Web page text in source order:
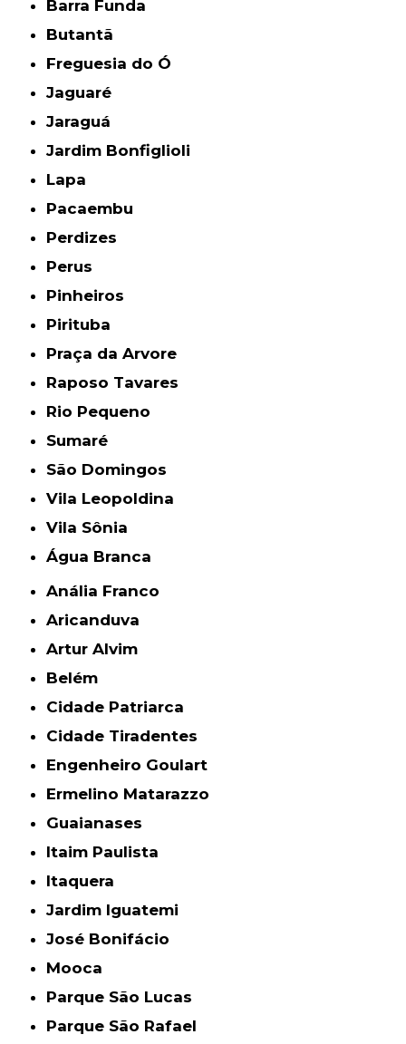
Barra Funda
Butantã
Freguesia do Ó
Jaguaré
Jaraguá
Jardim Bonfiglioli
Lapa
Pacaembu
Perdizes
Perus
Pinheiros
Pirituba
Praça da Arvore
Raposo Tavares
Rio Pequeno
Sumaré
São Domingos
Vila Leopoldina
Vila Sônia
Água Branca
Anália Franco
Aricanduva
Artur Alvim
Belém
Cidade Patriarca
Cidade Tiradentes
Engenheiro Goulart
Ermelino Matarazzo
Guaianases
Itaim Paulista
Itaquera
Jardim Iguatemi
José Bonifácio
Mooca
Parque São Lucas
Parque São Rafael